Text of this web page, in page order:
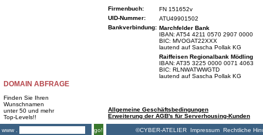
DOMAIN ABFRAGE
Finden Sie Ihren
Wunschnamen
unter 50 und mehr
Top-Levels!!
www .
go!
Firmenbuch:
FN 151652v
UID-Nummer:
ATU49901502
Bankverbindung: Marchfelder Bank
IBAN: AT54 4211 0570 2907 0000
BIC: MVOGAT22XXX
lautend auf Sascha Pollak KG
Raiffeisen Regionalbank Mödling
IBAN: AT35 3225 0000 0071 4063
BIC: RLNWATWWGTD
lautend auf Sascha Pollak KG
Allgemeine Geschäftsbedingungen
Erweiterung der AGB's für Serverhousing-Kunden
©CYBER-ATELIER Impressum Rechtliche